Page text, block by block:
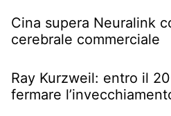
Cina supera Neuralink
cerebrale commerciale
Ray Kurzweil: entro il
fermare